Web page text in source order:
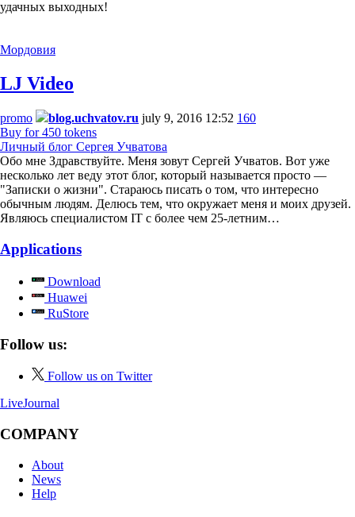
удачных выходных!
Мордовия
LJ Video
promo blog.uchvatov.ru july 9, 2016 12:52 160
Buy for 450 tokens
Личный блог Сергея Учватова
Обо мне Здравствуйте. Меня зовут Сергей Учватов. Вот уже
несколько лет веду этот блог, который называется просто —
"Записки о жизни". Стараюсь писать о том, что интересно
обычным людям. Делюсь тем, что окружает меня и моих друзей.
Являюсь специалистом IT с более чем 25-летним…
Applications
Download
Huawei
RuStore
Follow us:
Follow us on Twitter
LiveJournal
COMPANY
About
News
Help